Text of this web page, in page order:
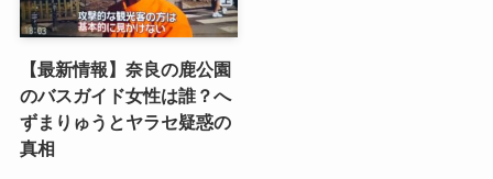
【最新情報】奈良の鹿公園
のバスガイド女性は誰？へ
ずまりゅうとヤラセ疑惑の
真相